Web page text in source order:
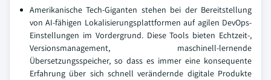
Amerikanische Tech-Giganten stehen bei der Bereitstellung
von AI-fähigen Lokalisierungsplattformen auf agilen DevOps-
Einstellungen im Vordergrund. Diese Tools bieten Echtzeit-,
Versionsmanagement, maschinell-lernende
Übersetzungsspeicher, so dass es immer eine konsequente
Erfahrung über sich schnell verändernde digitale Produkte